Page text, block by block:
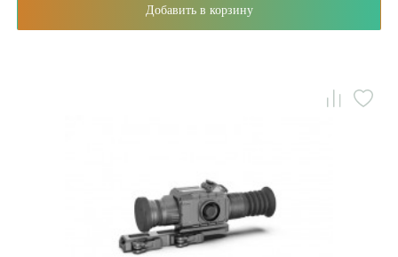
Добавить в корзину